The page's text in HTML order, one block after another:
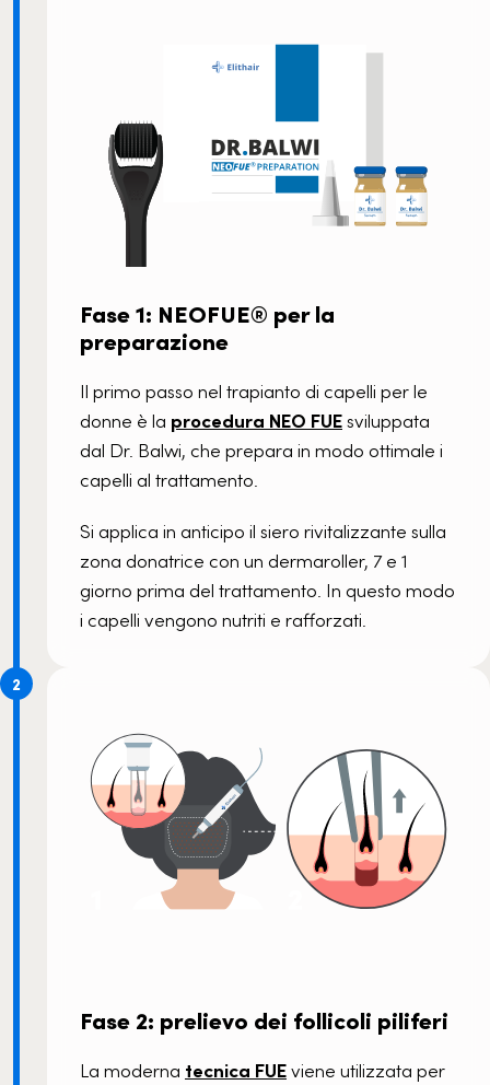
Fase 1: NEOFUE® per la
preparazione
Il primo passo nel trapianto di capelli per le
donne è la procedura NEO FUEsviluppata
dal Dr. Balwi, che prepara in modo ottimale i
capelli al trattamento.
Si applica in anticipo il siero rivitalizzante sulla
zona donatrice con un dermaroller, 7 e 1
giorno prima del trattamento. In questo modo
i capelli vengono nutriti e rafforzati.
2
Fase 2: prelievo dei follicoli piliferi
La moderna tecnica FUEviene utilizzata per